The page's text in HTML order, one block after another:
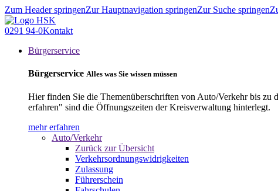
Zum Header springenZur Hauptnavigation springenZur Suche springen
0291 94-0Kontakt
Bürgerservice
Bürgerservice Alles was Sie wissen müssen
Hier finden Sie die Themenüberschriften von Auto/Verkehr bis zu
erfahren" sind die Öffnungszeiten der Kreisverwaltung hinterlegt.
mehr erfahren
Auto/Verkehr
Zurück zur Übersicht
Verkehrsordnungswidrigkeiten
Zulassung
Führerschein